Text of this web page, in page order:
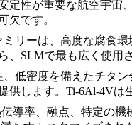
定性が重要な航空宇宙
欠です。
ミリーは、高度な腐食
、SLMで最も広く使用
低密度を備えたチタン
供します。Ti-6Al-4Vは
導率、融点、特定の